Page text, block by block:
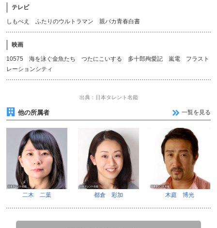
テレビ
しもべえ ふたりのウルトラマン 親バカ青春白書
映画
10575 海を泳ぐ金魚たち つたにこいする 多十郎殉愛記 嵐電 フラスト
レーションシティ
出典：日本タレント名鑑
他の所属者 一覧を見る
二木 二葉 都倉 彩加 木庭 博光